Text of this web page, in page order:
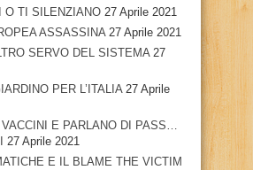
O TI SILENZIANO 27 Aprile 2021
ASSASSINA 27 Aprile 2021
SERVO DEL SISTEMA 27
PER L’ITALIA 27 Aprile
VACCINI E PARLANO DI PASS…
27 Aprile 2021
E IL BLAME THE VICTIM